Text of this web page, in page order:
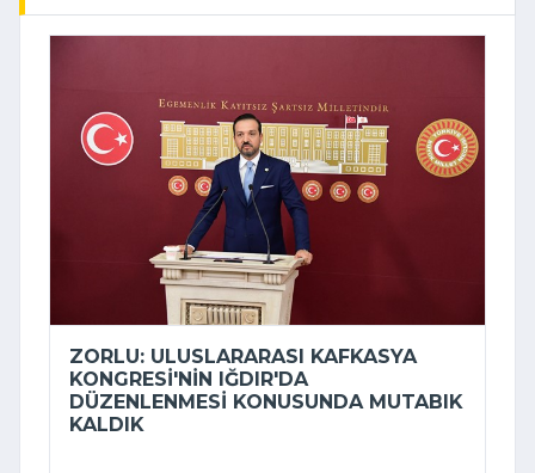
ZORLU: ULUSLARARASI KAFKASYA
KONGRESI'NIN IĞDIR'DA
DÜZENLENMESI KONUSUNDA MUTABIK
KALDIK